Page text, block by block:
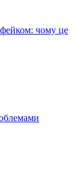
чому це